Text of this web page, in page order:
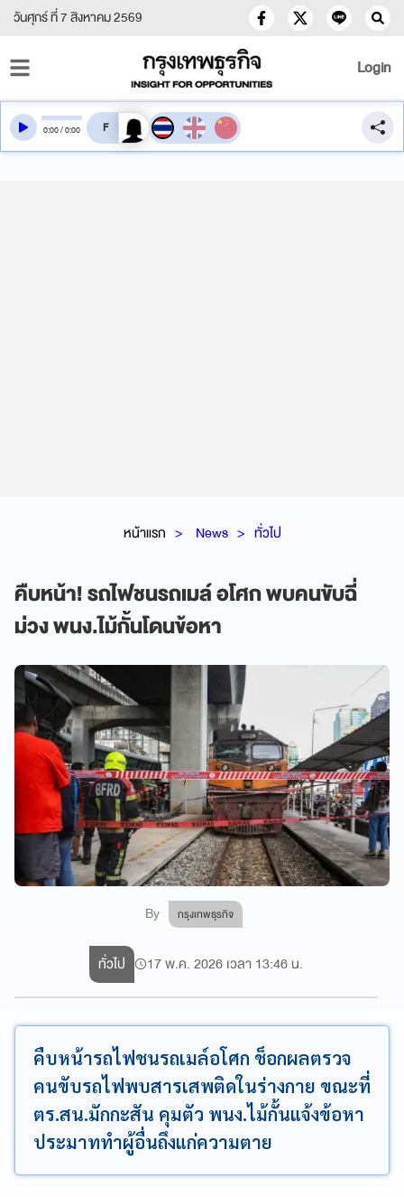
วันศุกร์ ที่ 7 สิงหาคม 2569
Login
หน้าแรก News ทั่วไป
คืบหน้า! รถไฟชนรถเมล์ อโศก พบคนขับฉี่
ม่วง พนง.ไม้กั้นโดนข้อหา
By กรุงเทพธุรกิจ
0:00/0:00 สลับเสียงอ่าน
ทั่วไป 17 พ.ค. 2026 เวลา 13:46 น.
คืบหน้ารถไฟชนรถเมล์อโศก ช็อกผลตรวจ
คนขับรถไฟพบสารเสพติดในร่างกาย ขณะที่
ตร.สน.มักกะสัน คุมตัว พนง.ไม้กั้นแจ้งข้อหา
ประมาททำผู้อื่นถึงแก่ความตาย